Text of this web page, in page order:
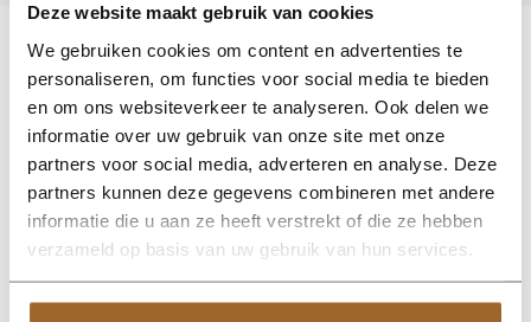
Deze website maakt gebruik van cookies
We gebruiken cookies om content en advertenties te
personaliseren, om functies voor social media te bieden
en om ons websiteverkeer te analyseren. Ook delen we
informatie over uw gebruik van onze site met onze
partners voor social media, adverteren en analyse. Deze
partners kunnen deze gegevens combineren met andere
informatie die u aan ze heeft verstrekt of die ze hebben
verzameld op basis van uw gebruik van hun services.